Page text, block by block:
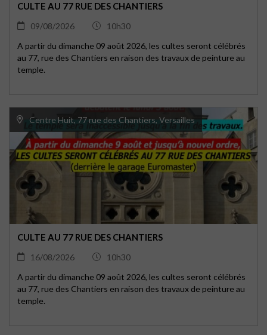
CULTE AU 77 RUE DES CHANTIERS
09/08/2026
10h30
A partir du dimanche 09 août 2026, les cultes seront célébrés
au 77, rue des Chantiers en raison des travaux de peinture au
temple.
Centre Huit, 77 rue des Chantiers, Versailles
CULTE AU 77 RUE DES CHANTIERS
16/08/2026
10h30
A partir du dimanche 09 août 2026, les cultes seront célébrés
au 77, rue des Chantiers en raison des travaux de peinture au
temple.